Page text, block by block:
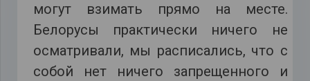
могут взимать прямо на месте.
Белорусы практически ничего не
осматривали, мы расписались, что с
собой нет ничего запрещенного и